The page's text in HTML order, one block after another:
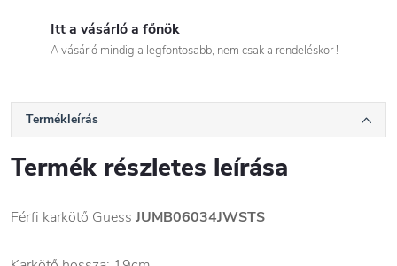
Itt a vásárló a főnök
A vásárló mindig a legfontosabb, nem csak a rendeléskor !
Termékleírás
Termék részletes leírása
Férfi karkötő Guess JUMB06034JWSTS